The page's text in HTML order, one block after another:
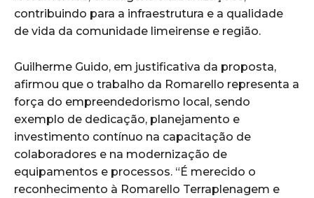
contribuindo para a infraestrutura e a qualidade
de vida da comunidade limeirense e região.
Guilherme Guido, em justificativa da proposta,
afirmou que o trabalho da Romarello representa a
força do empreendedorismo local, sendo
exemplo de dedicação, planejamento e
investimento contínuo na capacitação de
colaboradores e na modernização de
equipamentos e processos. “É merecido o
reconhecimento à Romarello Terraplenagem e